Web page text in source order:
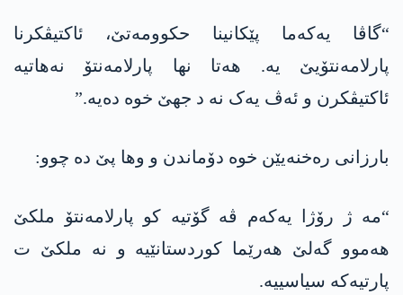
“گاڤا یەکەما پێکانینا حکوومەتێ، ئاکتیڤکرنا
پارلامەنتۆیێ یە. ھەتا نھا پارلامەنتۆ نەھاتیە
ئاکتیڤکرن و ئەڤ یەک نە د جھێ خوە دەیە.”
بارزانی رەخنەیێن خوە دۆماندن و وھا پێ دە چوو:
“مە ژ رۆژا یەکەم ڤە گۆتیە کو پارلامەنتۆ ملکێ
ھەموو گەلێ ھەرێما کوردستانێیە و نە ملکێ ت
پارتیەکە سیاسییە.